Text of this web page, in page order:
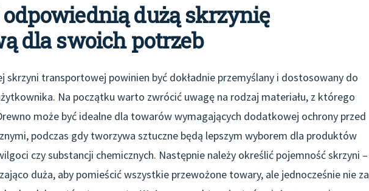
dużą skrzynię
dla swoich potrzeb
skrzyni transportowej powinien być dokładnie przemyślany i dostosowany do
Na początku warto zwrócić uwagę na rodzaj materiału, z którego
może być idealne dla towarów wymagających dodatkowej ochrony przed
podczas gdy tworzywa sztuczne będą lepszym wyborem dla produktów
czy substancji chemicznych. Następnie należy określić pojemność skrzyni –
duża, aby pomieścić wszystkie przewożone towary, ale jednocześnie nie za